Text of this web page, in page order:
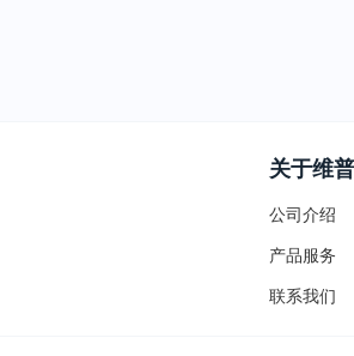
关于维普
公司介绍
产品服务
联系我们